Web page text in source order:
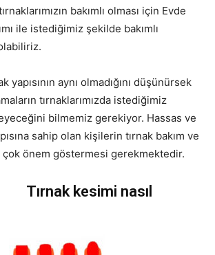
bakımlı olması için Evde
ile istediğimiz şekilde bakımlı
yapısının aynı olmadığını düşünürsek
tırnaklarımızda istediğimiz
bilmemiz gerekiyor. Hassas ve
sahip olan kişilerin tırnak bakım ve
önem göstermesi gerekmektedir.
kesimi nasıl